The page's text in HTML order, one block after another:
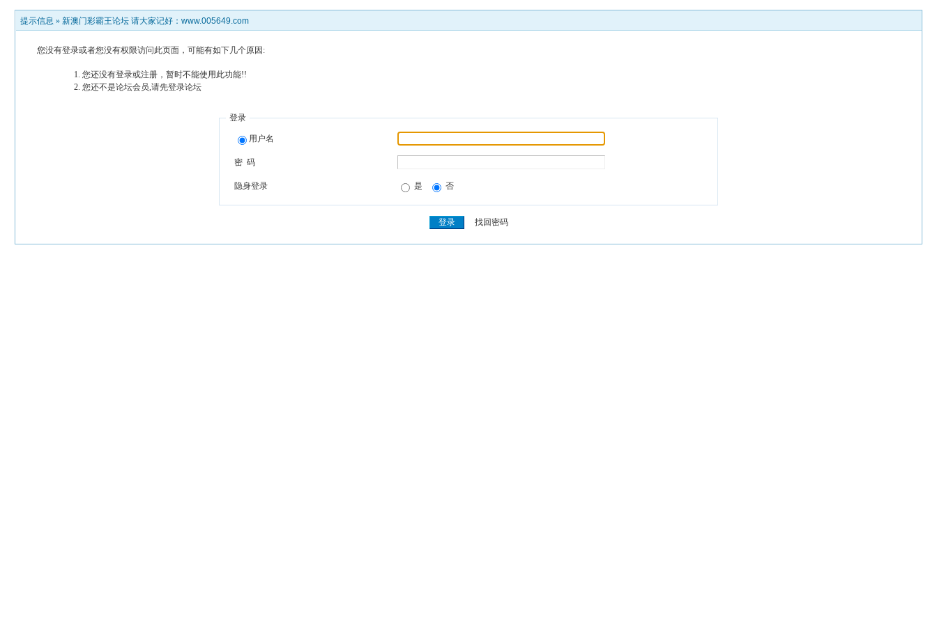
提示信息 » 新澳门彩霸王论坛 请大家记好：www.005649.com
您没有登录或者您没有权限访问此页面，可能有如下几个原因:
您还没有登录或注册，暂时不能使用此功能!!
您还不是论坛会员,请先登录论坛
登录
用户名
密 码
隐身登录 是 否
找回密码